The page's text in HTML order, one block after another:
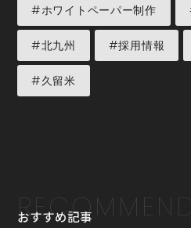
#ホワイトペーパー制作
#北九州 #採用情報
#久留米
おすすめ記事